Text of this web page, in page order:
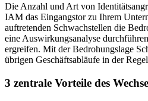
Die Anzahl und Art von
IAM das Eingangstor zu Ihrem
auftretenden Schwachstellen die
eine Auswirkungsanalyse
ergreifen. Mit der Bedrohungslage
übrigen Geschäftsabläufe in der
3 zentrale Vorteile des